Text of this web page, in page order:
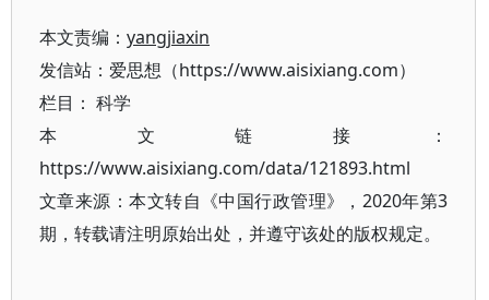
本文责编： yangjiaxin
发信站：爱思想（https://www.aisixiang.com）
栏目： 科学
本文链接：
https://www.aisixiang.com/data/121893.html
文章来源：本文转自《中国行政管理》，2020年第3
期，转载请注明原始出处，并遵守该处的版权规定。